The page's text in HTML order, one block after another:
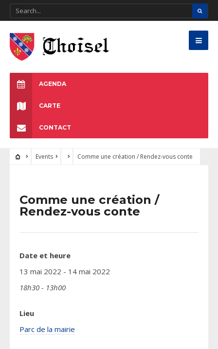
AGENDA
CARTE
CONTACT
Events Comme une création / Rendez-vous conte
Comme une création /
Rendez-vous conte
Date et heure
13 mai 2022 - 14 mai 2022
18h30 - 13h00
Lieu
Parc de la mairie